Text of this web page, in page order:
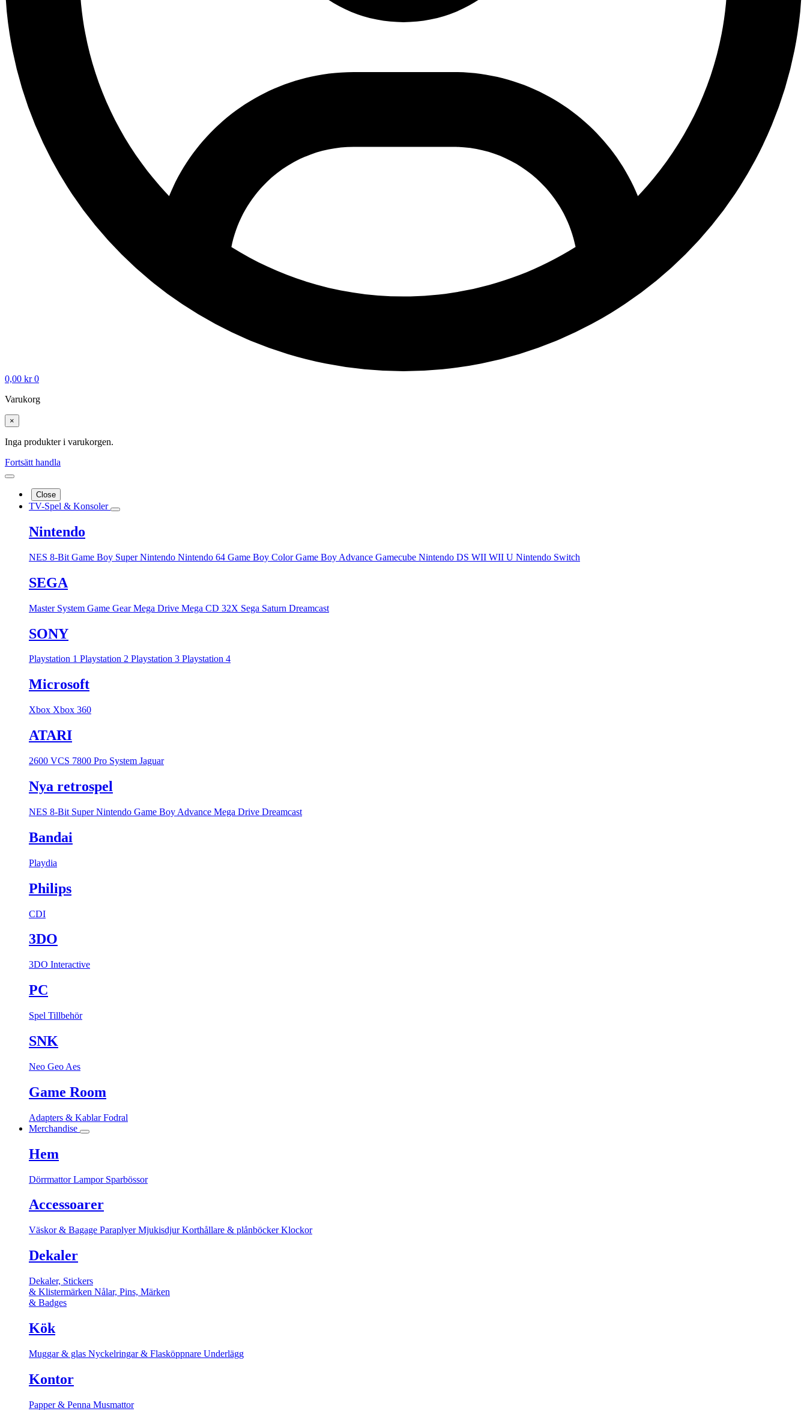
0,00 kr 0
Varukorg
×
Inga produkter i varukorgen.
Fortsätt handla
Close
TV-Spel & Konsoler
Nintendo
NES 8-Bit Game Boy Super Nintendo Nintendo 64 Game Boy ColorGame Boy Advance Gamecube Nintendo DS WII WII U Nintendo Switch
SEGA
Master System Game GearMega Drive Mega CD 32X Sega Saturn Dreamcast
SONY
Playstation 1 Playstation 2 Playstation 3 Playstation 4
Microsoft
Xbox Xbox 360
ATARI
2600 VCS 7800 Pro System Jaguar
Nya retrospel
NES 8-Bit Super Nintendo Game Boy Advance Mega Drive Dreamcast
Bandai
Playdia
Philips
CDI
3DO
3DO Interactive
PC
Spel Tillbehör
SNK
Neo Geo Aes
Game Room
Adapters & KablarFodral
Merchandise
Hem
DörrmattorLampor Sparbössor
Accessoarer
Väskor & Bagage ParaplyerMjukisdjurKorthållare & plånböckerKlockor
Dekaler
Dekaler, Stickers
& Klistermärken Nålar, Pins, Märken
& Badges
Kök
Muggar & glas Nyckelringar & Flasköppnare Underlägg
Kontor
Papper & Penna Musmattor